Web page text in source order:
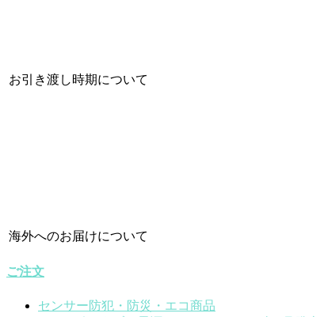
お引き渡し時期について
海外へのお届けについて
ご注文
センサー防犯・防災・エコ商品